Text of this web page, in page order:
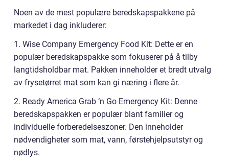
Noen av de mest populære beredskapspakkene på
markedet i dag inkluderer:
1. Wise Company Emergency Food Kit: Dette er en
populær beredskapspakke som fokuserer på å tilby
langtidsholdbar mat. Pakken inneholder et bredt utvalg
av frysetørret mat som kan gi næring i flere år.
2. Ready America Grab ‘n Go Emergency Kit: Denne
beredskapspakken er populær blant familier og
individuelle forberedelseszoner. Den inneholder
nødvendigheter som mat, vann, førstehjelpsutstyr og
nødlys.